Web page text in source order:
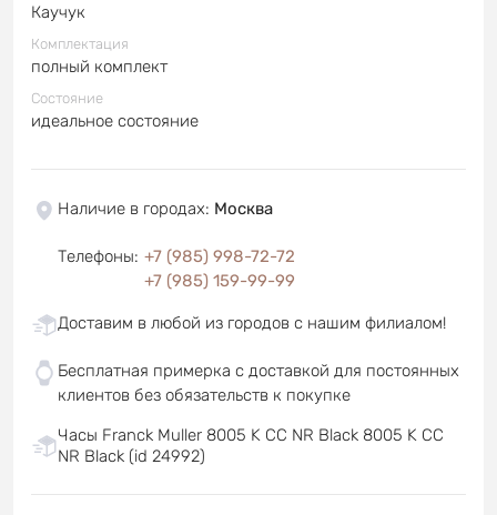
Каучук
Комплектация
полный комплект
Состояние
идеальное состояние
Наличие в городах: Москва
Телефоны: +7 (985) 998-72-72
+7 (985) 159-99-99
Доставим в любой из городов с нашим филиалом!
Бесплатная примерка с доставкой для постоянных
клиентов без обязательств к покупке
Часы Franck Muller 8005 K CC NR Black 8005 K CC
NR Black (id 24992)